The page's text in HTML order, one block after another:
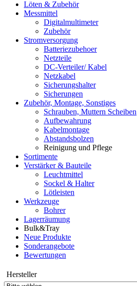
Löten & Zubehör
Messmittel
Digitalmultimeter
Zubehör
Stromversorgung
Batteriezubehoer
Netzteile
DC-Verteiler/ Kabel
Netzkabel
Sicherungshalter
Sicherungen
Zubehör, Montage, Sonstiges
Schrauben, Muttern Scheiben
Aufbewahrung
Kabelmontage
Abstandsbolzen
Reinigung und Pflege
Sortimente
Verstärker & Bauteile
Leuchtmittel
Sockel & Halter
Lötleisten
Werkzeuge
Bohrer
Lagerräumung
Bulk&Tray
Neue Produkte
Sonderangebote
Bewertungen
Hersteller